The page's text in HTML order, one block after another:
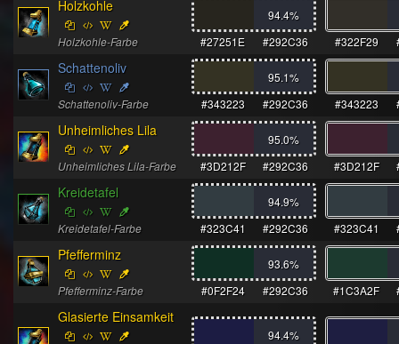
Holzkohle
Holzkohle-Farbe
94.4%
#27251E
#292C36 #322F29
Schattenoliv
Schattenoliv-Farbe
95.1%
#343223
#292C36 #343223
Unheimliches Lila
Unheimliches Lila-Farbe
95.0%
#3D212F
#292C36 #3D212F
Kreidetafel
Kreidetafel-Farbe
94.9%
#323C41
#292C36 #323C41
Pfefferminz
Pfefferminz-Farbe
93.6%
#0F2F24
#292C36 #1C3A2F
Glasierte Einsamkeit
94.4%